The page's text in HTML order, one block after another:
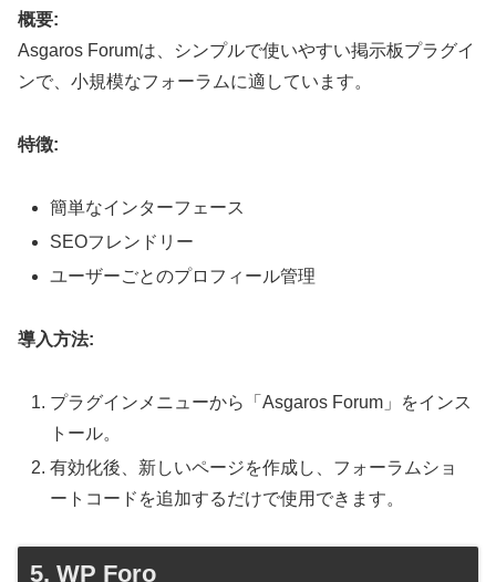
概要:
Asgaros Forumは、シンプルで使いやすい掲示板プラグイ
ンで、小規模なフォーラムに適しています。
特徴:
簡単なインターフェース
SEOフレンドリー
ユーザーごとのプロフィール管理
導入方法:
プラグインメニューから「Asgaros Forum」をインス
トール。
有効化後、新しいページを作成し、フォーラムショ
ートコードを追加するだけで使用できます。
5. WP Foro